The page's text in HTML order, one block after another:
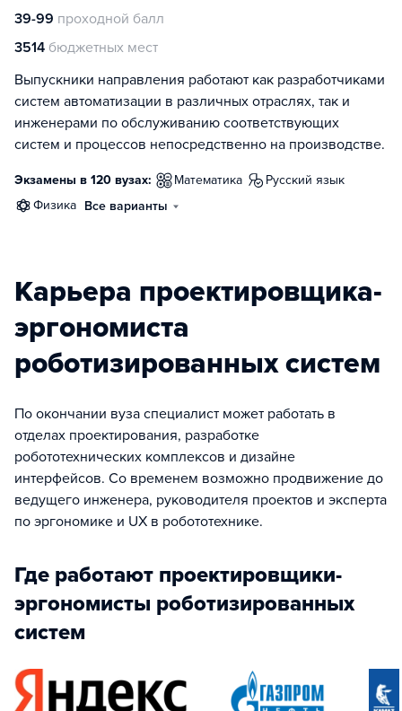
39-99 проходной балл
3514 бюджетных мест
Выпускники направления работают как разработчиками
систем автоматизации в различных отраслях, так и
инженерами по обслуживанию соответствующих
систем и процессов непосредственно на производстве.
Экзамены в 120 вузах: математика
русский язык
физика Все варианты
Карьера проектировщика-
эргономиста
роботизированных систем
По окончании вуза специалист может работать в
отделах проектирования, разработке
робототехнических комплексов и дизайне
интерфейсов. Со временем возможно продвижение до
ведущего инженера, руководителя проектов и эксперта
по эргономике и UX в робототехнике.
Где работают проектировщики-
эргономисты роботизированных
систем